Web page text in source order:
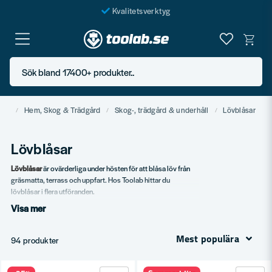
Kvalitetsverktyg
Fraktfritt över 999 SEK*
En järnhandel för alla
Butik i Göteborg
Sök bland 17400+ produkter..
Hem, Skog & Trädgård Skog-, trädgård & underhåll Lövblåsar
Lövblåsar
Lövblåsarär ovärderliga under hösten för att blåsa löv från
gräsmatta, terrass och uppfart. Hos Toolab hittar du
lövblåsar i flera utföranden.
Vårt sortiment
Eldrivna modeller.
Visa mer
94 produkter Mest populära